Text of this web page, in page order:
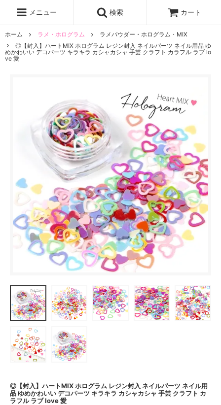
メニュー 検索 カート
ホーム ラメ・ホログラム
ラメパウダー・ホログラム・MIX
◎【封入】ハートMIX ホログラム レジン封入 ネイルパーツ ネイル用品 ゆ
めかわいい デコパーツ キラキラ カシャカシャ 手芸 クラフト カラフル ラブ lo
ve 愛
◎【封入】ハートMIX ホログラム レジン封入 ネイルパーツ ネイル用
品 ゆめかわいい デコパーツ キラキラ カシャカシャ 手芸 クラフト カ
ラフル ラブ love 愛